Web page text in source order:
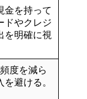
金を持って
ドやクレジ
を明確に視
度を減ら
避ける。